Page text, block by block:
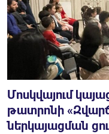
Մոսկվայում
թատրոնի
ներկայացման